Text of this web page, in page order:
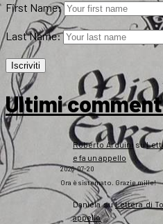
First Name:
Last Name:
Ultimi
Roberto Arduinisu
e fa un appello
2026-07-20
Ora è sistemato. Grazie mille!
DanielasuLettera di
appello